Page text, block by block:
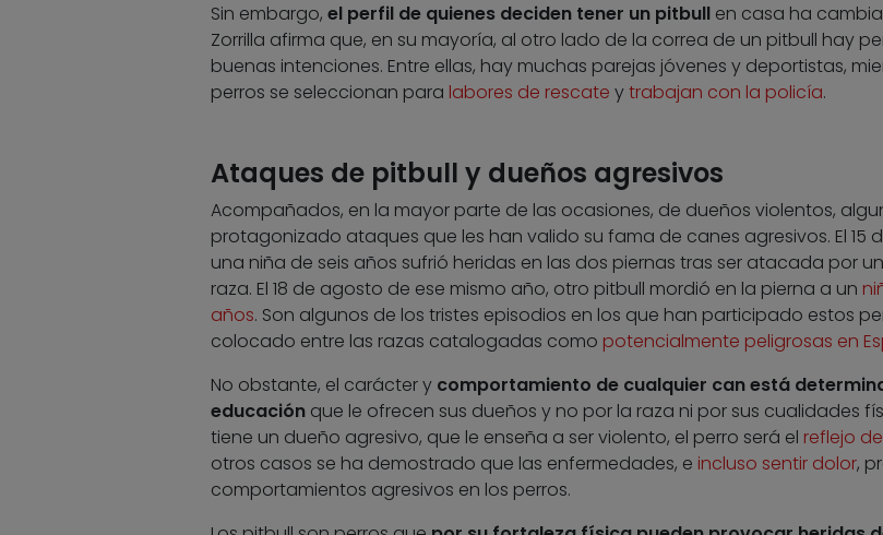
Sin embargo, el perfil de quienes deciden tener un pitbullen casa ha
Zorrilla afirma que, en su mayoría, al otro lado de la correa de un pitbull hay
buenas intenciones. Entre ellas, hay muchas parejas jóvenes y deportistas,
perros se seleccionan para labores de rescate ytrabajan con la policía.
Ataques de pitbull y dueños agresivos
Acompañados, en la mayor parte de las ocasiones, de dueños violentos,
protagonizado ataques que les han valido su fama de canes agresivos. El 15
una niña de seis años sufrió heridas en las dos piernas tras ser atacada por
raza. El 18 de agosto de ese mismo año, otro pitbull mordió en la pierna a un
años. Son algunos de los tristes episodios en los que han participado estos
colocado entre las razas catalogadas como potencialmente peligrosas en
No obstante, el carácter y comportamiento de cualquier can está
educaciónque le ofrecen sus dueños y no por la raza ni por sus cualidades
tiene un dueño agresivo, que le enseña a ser violento, el perro será el reflejo
otros casos se ha demostrado que las enfermedades, e incluso sentir dolor,
comportamientos agresivos en los perros.